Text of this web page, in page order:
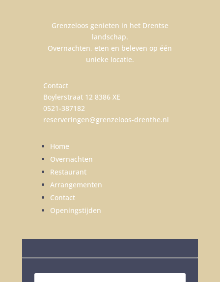
Grenzeloos genieten in het Drentse
landschap.
Overnachten, eten en beleven op één
unieke locatie.
Contact
Boylerstraat 12 8386 XE
0521-387182
reserveringen@grenzeloos-drenthe.nl
Home
Overnachten
Restaurant
Arrangementen
Contact
Openingstijden